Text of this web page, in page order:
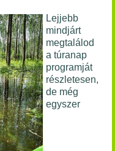
Lejjebb
mindjárt
megtalálod
a túranap
programját
részletesen,
de még
egyszer